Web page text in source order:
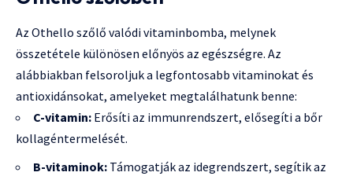
Az Othello szőlő valódi vitaminbomba, melynek
összetétele különösen előnyös az egészségre. Az
alábbiakban felsoroljuk a legfontosabb vitaminokat és
antioxidánsokat, amelyeket megtalálhatunk benne:
C-vitamin: Erősíti az immunrendszert, elősegíti a bőr
kollagéntermelését.
B-vitaminok: Támogatják az idegrendszert, segítik az